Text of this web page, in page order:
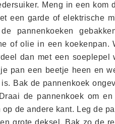
Meng in een kom
een garde of elektrische
pannenkoeken
of olie in een koekenpan.
dan met een soeplepel
pan een beetje heen en
Bak de pannenkoek
de pannenkoek om
de andere kant. Leg de
grote deksel. Bak zo de